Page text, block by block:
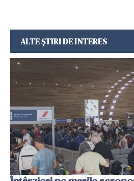
ALTE ȘTIRI DE INTERES